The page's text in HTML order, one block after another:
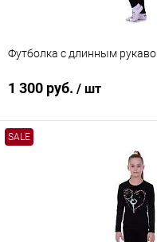
Футболка с длинным
1 300 руб. / шт
В
SALE